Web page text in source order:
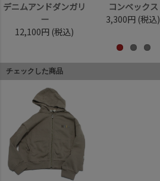
デニムアンドダンガリ
ー
12,100円 (税込)
コンベックス
3,300円 (税込)
チェックした商品